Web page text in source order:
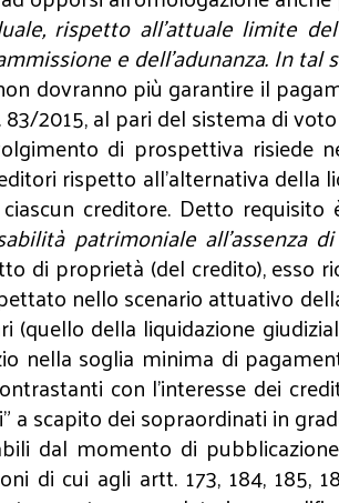
rispetto all’attuale limite
e dell’adunanza. In tal
dovranno più garantire il
2015, al pari del sistema di
di prospettiva risiede
rispetto all’alternativa della
creditore. Detto
patrimoniale all'assenza
di proprietà (del credito), esso
nello scenario attuativo
(quello della liquidazione
nella soglia minima di
con l’interesse dei
a scapito dei sopraordinati in
dal momento di
di cui agli artt. 173, 184, 185,